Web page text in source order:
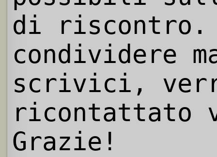
di riscontro.
condividere
scrivici,
ricontattato
Grazie!